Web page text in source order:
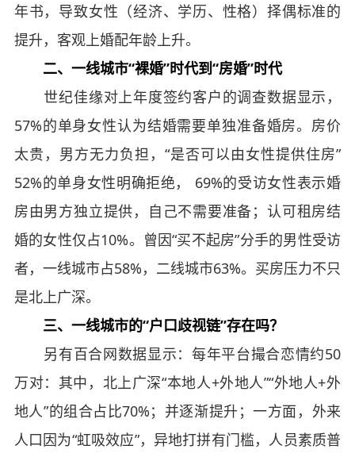
年书，导致女性（经济、学历、性格）择偶标准的
提升，客观上婚配年龄上升。
二、一线城市“裸婚”时代到“房婚”时代
世纪佳缘对上年度签约客户的调查数据显示，
57%的单身女性认为结婚需要单独准备婚房。房价
太贵，男方无力负担，“是否可以由女性提供住房”
52%的单身女性明确拒绝， 69%的受访女性表示婚
房由男方独立提供，自己不需要准备；认可租房结
婚的女性仅占10%。曾因“买不起房”分手的男性受访
者，一线城市占58%，二线城市63%。买房压力不只
是北上广深。
三、一线城市的“户口歧视链”存在吗？
另有百合网数据显示：每年平台撮合恋情约50
万对：其中，北上广深“本地人+外地人”“外地人+外
地人”的组合占比70%；并逐渐提升；一方面，外来
人口因为“虹吸效应”，异地打拼有门槛，人员素质普